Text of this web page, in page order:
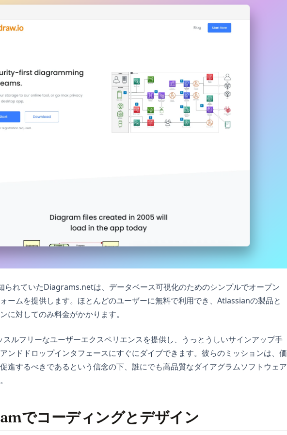
られていたDiagrams.netは、データベース可視化のためのシンプルでオープン
ームを提供します。ほとんどのユーザーに無料で利用でき、Atlassianの製品と
に対してのみ料金がかかります。
ルフリーなユーザーエクスペリエンスを提供し、うっとうしいサインアップ手
ンドドロップインタフェースにすぐにダイブできます。彼らのミッションは、価
進するべきであるという信念の下、誰にでも高品質なダイアグラムソフトウェア
でコーディングとデザイン